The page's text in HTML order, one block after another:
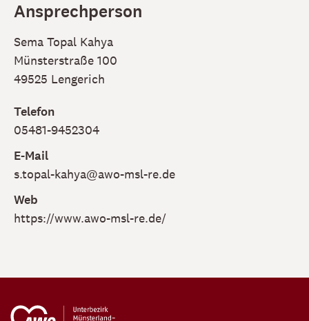
Ansprechperson
Sema Topal Kahya
Münsterstraße 100
49525 Lengerich
Telefon
05481-9452304
E-Mail
s.topal-kahya@awo-msl-re.de
Web
https://www.awo-msl-re.de/